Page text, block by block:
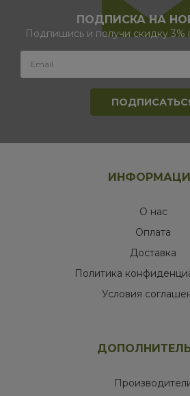
ПОДПИСКА НА
Подпишись и получи скидку 3%
О нас
Оплата
Доставка
Политика
Условия